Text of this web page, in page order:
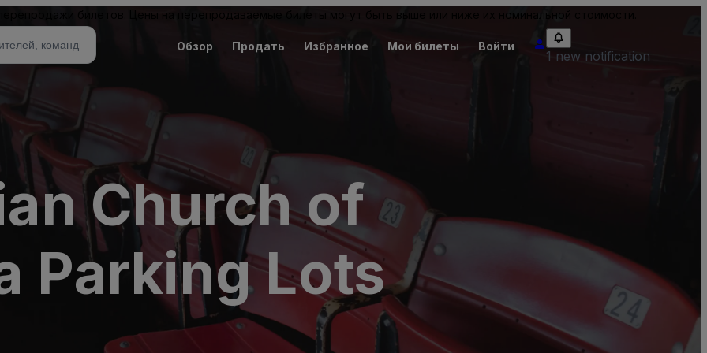
Обзор Продать Избранное Мои билеты Войти
1 new notification
Church of
Parking Lots